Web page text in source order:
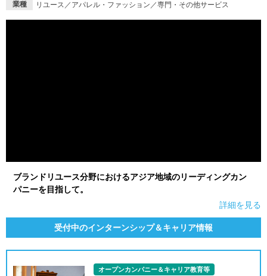
業種 リユース／アパレル・ファッション／専門・その他サービス
ブランドリユース分野におけるアジア地域のリーディングカン
パニーを目指して。
詳細を見る
受付中のインターンシップ＆キャリア情報
オープンカンパニー＆キャリア教育等